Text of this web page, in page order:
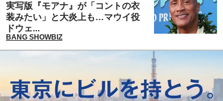
実写版『モアナ』が「コントの衣
装みたい」と大炎上も…マウイ役
ドウェ...
BANG SHOWBIZ